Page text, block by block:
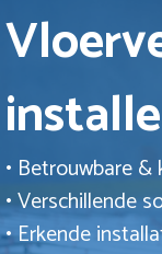
• Betrouwbare
• Verschillende
• Erkende